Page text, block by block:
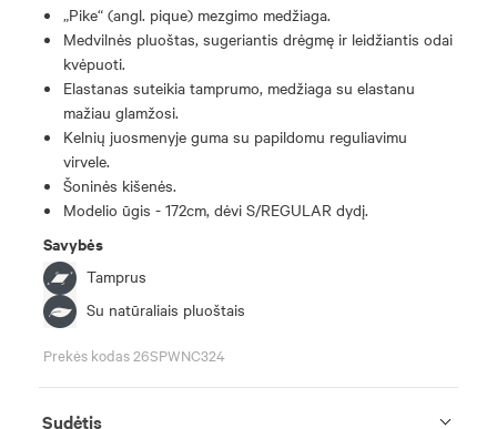
„Pike“ (angl. pique) mezgimo medžiaga.
Medvilnės pluoštas, sugeriantis drėgmę ir leidžiantis odai
kvėpuoti.
Elastanas suteikia tamprumo, medžiaga su elastanu
mažiau glamžosi.
Kelnių juosmenyje guma su papildomu reguliavimu
virvele.
Šoninės kišenės.
Modelio ūgis - 172cm, dėvi S/REGULAR dydį.
Savybės
Tamprus
Su natūraliais pluoštais
Prekės kodas 26SPWNC324
Sudėtis